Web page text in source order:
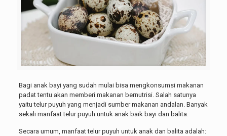
Bagi anak bayi yang sudah mulai bisa mengkonsumsi makanan
padat tentu akan memberi makanan bernutrisi. Salah satunya
yaitu telur puyuh yang menjadi sumber makanan andalan. Banyak
sekali manfaat telur puyuh untuk anak baik bayi dan balita.
Secara umum, manfaat telur puyuh untuk anak dan balita adalah: